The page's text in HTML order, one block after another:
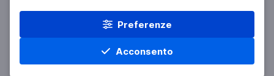
Preferenze
Acconsento